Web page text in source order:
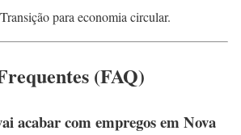
para economia circular.
(FAQ)
acabar com empregos em Nova